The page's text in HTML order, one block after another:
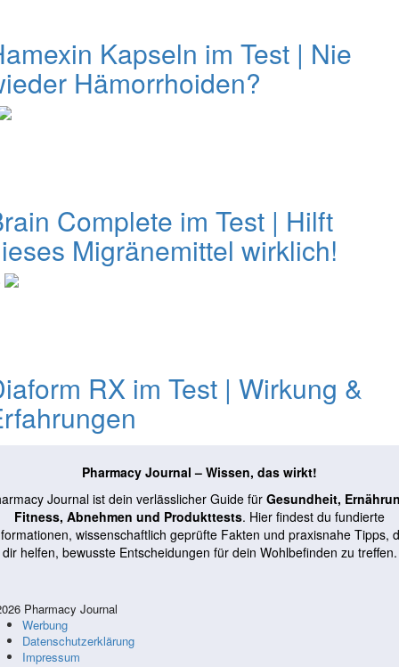
Kapseln im Test | Nie
Hämorrhoiden?
Complete im Test | Hilft
Migränemittel wirklich!
RX im Test | Wirkung &
Pharmacy Journal – Wissen, das wirkt!
Journal ist dein verlässlicher Guide für Gesundheit,
Fitness, Abnehmen und Produkttests. Hier findest du fundierte
wissenschaftlich geprüfte Fakten und praxisnahe Tipps,
dir helfen, bewusste Entscheidungen für dein Wohlbefinden zu treffen.
Pharmacy Journal
Werbung
Datenschutzerklärung
Impressum